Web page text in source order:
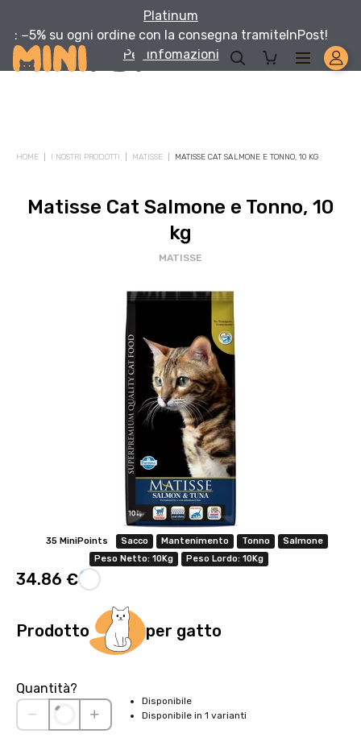
Platinum
: −5% su ogni ordine con la consegna tramiteInPost!
Per infomazioni
HOME I NOSTRI PRODOTTI MATISSE MATISSE CAT SALMONE E TONNO, 10 KG
Matisse Cat Salmone e Tonno, 10
kg
MATISSE
35 MiniPoints Sacco Mantenimento Tonno
Salmone
Peso Netto: 10Kg
Peso Lordo: 10Kg
34.86 €
Prodotto per gatto
Quantità?
Disponibile
Disponibile in 1 varianti